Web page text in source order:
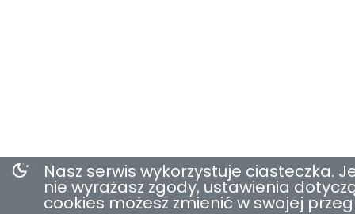
Nasz serwis wykorzystuje ciasteczka.
nie wyrażasz zgody, ustawienia
cookies możesz zmienić w swojej